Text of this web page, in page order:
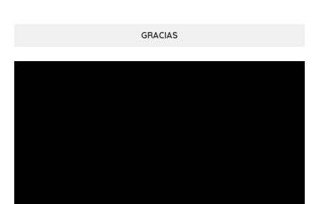
GRACIAS